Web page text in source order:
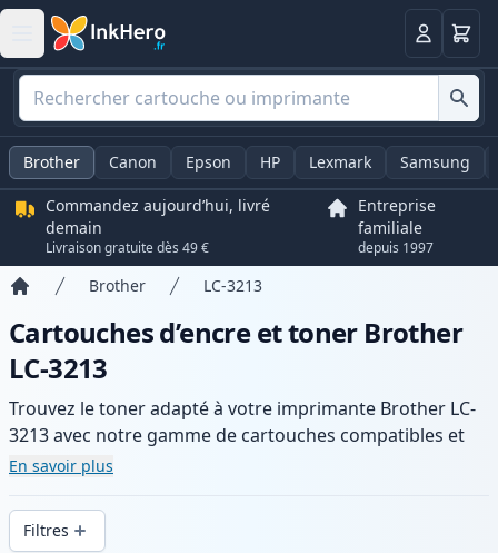
Panier
Brother Canon Epson HP Lexmark Samsung
Commandez aujourd’hui, livré
demain
Livraison gratuite dès 49 €
Entreprise
familiale
depuis 1997
Brother LC-3213
Cartouches d’encre et toner Brother
LC-3213
Trouvez le toner adapté à votre imprimante Brother LC-
3213 avec notre gamme de cartouches compatibles et
haute capacité. Profitez d’une qualité d’impression
en .
En savoir plus
Filtres